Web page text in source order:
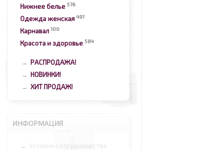
Нижнее белье 576
Одежда женская 491
Карнавал 100
Красота и здоровье 584
→ РАСПРОДАЖА!
→ НОВИНКИ!
→ ХИТ ПРОДАЖ!
ИНФОРМАЦИЯ
→ Условия сотрудничества